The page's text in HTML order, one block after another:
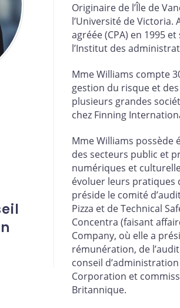
Originaire de l’Île de
l’Université de
agréée (CPA) en 1995
l’Institut des
Mme Williams compte
gestion du risque et
plusieurs grandes
chez Finning
Mme Williams possède
des secteurs public et
numériques et
évoluer leurs pratiques
préside le comité
Pizza et de Technical
Concentra (faisant
Company, où elle a
rémunération, de
conseil
Corporation et
Britannique.